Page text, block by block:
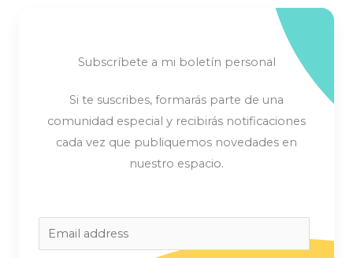
Subscríbete a mi boletín personal
Si te suscribes, formarás parte de una
comunidad especial y recibirás notificaciones
cada vez que publiquemos novedades en
nuestro espacio.
m